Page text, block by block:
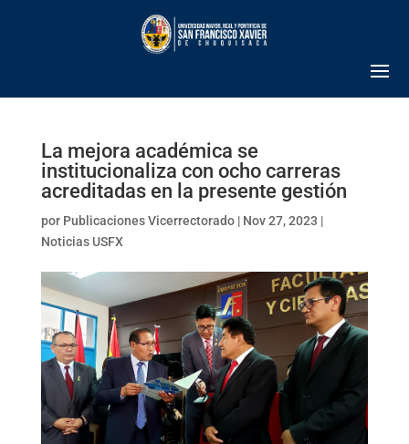
La mejora académica se
institucionaliza con ocho carreras
acreditadas en la presente gestión
por Publicaciones Vicerrectorado| Nov 27, 2023 |
Noticias USFX